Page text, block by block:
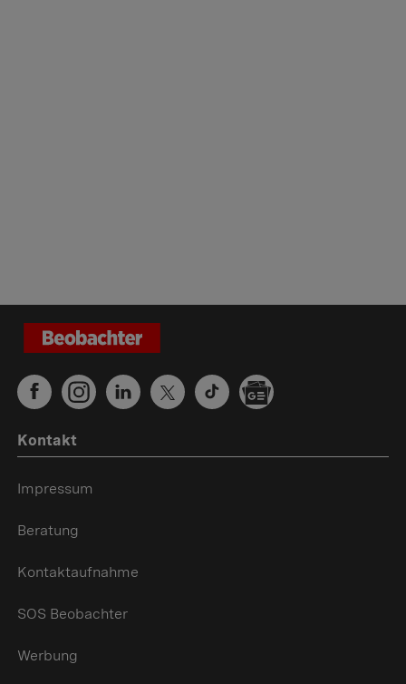
Kontakt
Impressum
Beratung
Kontaktaufnahme
SOS Beobachter
Werbung